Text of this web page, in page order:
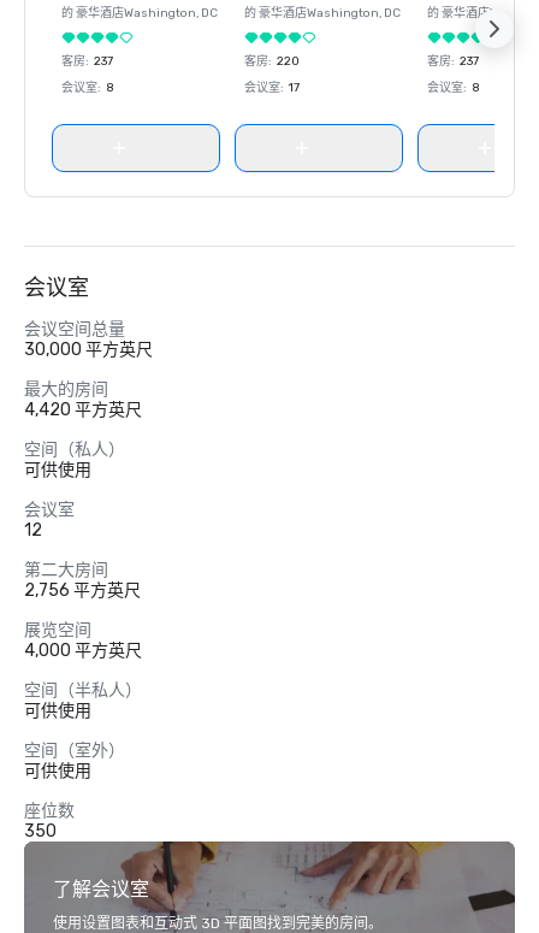
的 豪华酒店Washington, DC
客房: 237
会议室: 8
的 豪华酒店Washington, DC
客房: 220
会议室: 17
的 豪华酒店
客房: 237
会议室: 8
会议室
会议空间总量
30,000 平方英尺
最大的房间
4,420 平方英尺
空间（私人）
可供使用
会议室
12
第二大房间
2,756 平方英尺
展览空间
4,000 平方英尺
空间（半私人）
可供使用
空间（室外）
可供使用
座位数
350
了解会议室
使用设置图表和互动式 3D 平面图找到完美的房间。